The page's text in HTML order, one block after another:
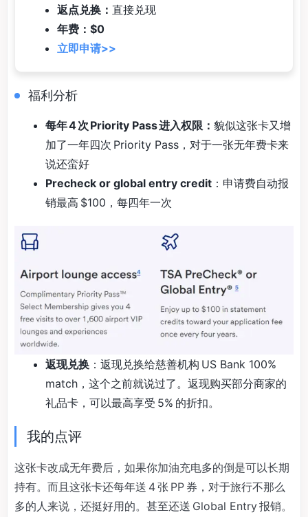
返点兑换： 直接兑现
年费：$0
立即申请>>
福利分析
每年 4 次 Priority Pass 进入权限： 貌似这张卡又增
加了一年四次 Priority Pass，对于一张无年费卡来
说还蛮好
Precheck or global entry credit ：申请费自动报
销最高 $100，每四年一次
返现兑换 ：返现兑换给慈善机构 US Bank 100%
match，这个之前就说过了。返现购买部分商家的
礼品卡，可以最高享受 5% 的折扣。
我的点评
这张卡改成无年费后，如果你加油充电多的倒是可以长期
持有。而且这张卡还每年送 4 张 PP 券，对于旅行不那么
多的人来说，还挺好用的。甚至还送 Global Entry 报销。